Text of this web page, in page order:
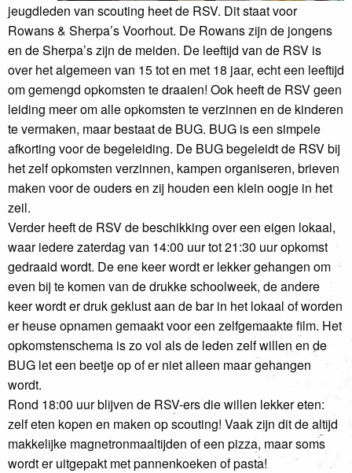
jeugdleden van scouting heet de RSV. Dit staat voor
Rowans & Sherpa’s Voorhout. De Rowans zijn de jongens
en de Sherpa’s zijn de meiden. De leeftijd van de RSV is
over het algemeen van 15 tot en met 18 jaar, echt een leeftijd
om gemengd opkomsten te draaien! Ook heeft de RSV geen
leiding meer om alle opkomsten te verzinnen en de kinderen
te vermaken, maar bestaat de BUG. BUG is een simpele
afkorting voor de begeleiding. De BUG begeleidt de RSV bij
het zelf opkomsten verzinnen, kampen organiseren, brieven
maken voor de ouders en zij houden een klein oogje in het
zeil.
Verder heeft de RSV de beschikking over een eigen lokaal,
waar iedere zaterdag van 14:00 uur tot 21:30 uur opkomst
gedraaid wordt. De ene keer wordt er lekker gehangen om
even bij te komen van de drukke schoolweek, de andere
keer wordt er druk geklust aan de bar in het lokaal of worden
er heuse opnamen gemaakt voor een zelfgemaakte film. Het
opkomstenschema is zo vol als de leden zelf willen en de
BUG let een beetje op of er niet alleen maar gehangen
wordt.
Rond 18:00 uur blijven de RSV-ers die willen lekker eten:
zelf eten kopen en maken op scouting! Vaak zijn dit de altijd
makkelijke magnetronmaaltijden of een pizza, maar soms
wordt er uitgepakt met pannenkoeken of pasta!